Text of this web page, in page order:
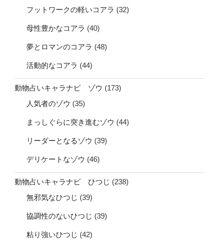
フットワークの軽いコアラ (32)
母性豊かなコアラ (40)
夢とロマンのコアラ (48)
活動的なコアラ (44)
動物占いキャラナビ ゾウ (173)
人気者のゾウ (35)
まっしぐらに突き進むゾウ (44)
リーダーとなるゾウ (39)
デリケートなゾウ (46)
動物占いキャラナビ ひつじ (238)
無邪気なひつじ (39)
協調性のないひつじ (39)
粘り強いひつじ (42)